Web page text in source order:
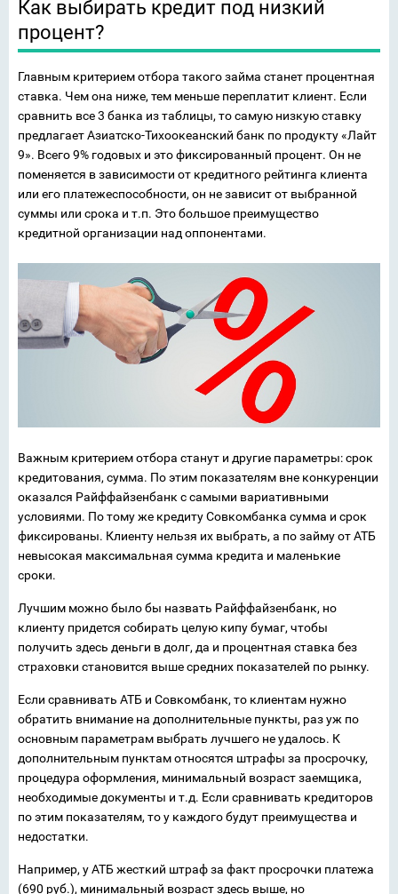
Как выбирать кредит под низкий
процент?
Главным критерием отбора такого займа станет процентная
ставка. Чем она ниже, тем меньше переплатит клиент. Если
сравнить все 3 банка из таблицы, то самую низкую ставку
предлагает Азиатско-Тихоокеанский банк по продукту «Лайт
9». Всего 9% годовых и это фиксированный процент. Он не
поменяется в зависимости от кредитного рейтинга клиента
или его платежеспособности, он не зависит от выбранной
суммы или срока и т.п. Это большое преимущество
кредитной организации над оппонентами.
Важным критерием отбора станут и другие параметры: срок
кредитования, сумма. По этим показателям вне конкуренции
оказался Райффайзенбанк с самыми вариативными
условиями. По тому же кредиту Совкомбанка сумма и срок
фиксированы. Клиенту нельзя их выбрать, а по займу от АТБ
невысокая максимальная сумма кредита и маленькие
сроки.
Лучшим можно было бы назвать Райффайзенбанк, но
клиенту придется собирать целую кипу бумаг, чтобы
получить здесь деньги в долг, да и процентная ставка без
страховки становится выше средних показателей по рынку.
Если сравнивать АТБ и Совкомбанк, то клиентам нужно
обратить внимание на дополнительные пункты, раз уж по
основным параметрам выбрать лучшего не удалось. К
дополнительным пунктам относятся штрафы за просрочку,
процедура оформления, минимальный возраст заемщика,
необходимые документы и т.д. Если сравнивать кредиторов
по этим показателям, то у каждого будут преимущества и
недостатки.
Например, у АТБ жесткий штраф за факт просрочки платежа
(690 руб.), минимальный возраст здесь выше, но